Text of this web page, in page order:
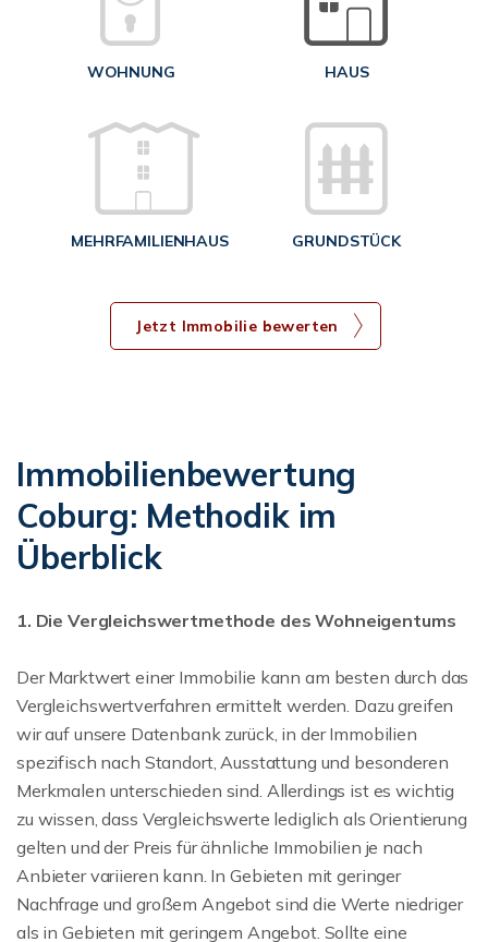
WOHNUNG HAUS
MEHRFAMILIENHAUS GRUNDSTÜCK
Jetzt Immobilie bewerten
Immobilienbewertung
Coburg: Methodik im
Überblick
1. Die Vergleichswertmethode des Wohneigentums
Der Marktwert einer Immobilie kann am besten durch das
Vergleichswertverfahren ermittelt werden. Dazu greifen
wir auf unsere Datenbank zurück, in der Immobilien
spezifisch nach Standort, Ausstattung und besonderen
Merkmalen unterschieden sind. Allerdings ist es wichtig
zu wissen, dass Vergleichswerte lediglich als Orientierung
gelten und der Preis für ähnliche Immobilien je nach
Anbieter variieren kann. In Gebieten mit geringer
Nachfrage und großem Angebot sind die Werte niedriger
als in Gebieten mit geringem Angebot. Sollte eine